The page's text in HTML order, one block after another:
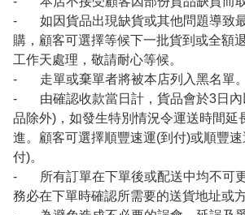
- 如因貨品出現缺貨或其他問題導致
購，顧客可選擇等候下一批貨到或全額
工作天處理，敬請耐心等候。
- 走單或棄單者將被本店列入黑名單。
- 由確認收款當日計，貨品會於3日內
品除外)，如發生特別情況令運送時間延
進。顧客可選擇順豐速運(到付)或順豐速
付)。
- 所有訂單在下單後或配送中均不可
務必在下單時確認所需要的送貨地址或方